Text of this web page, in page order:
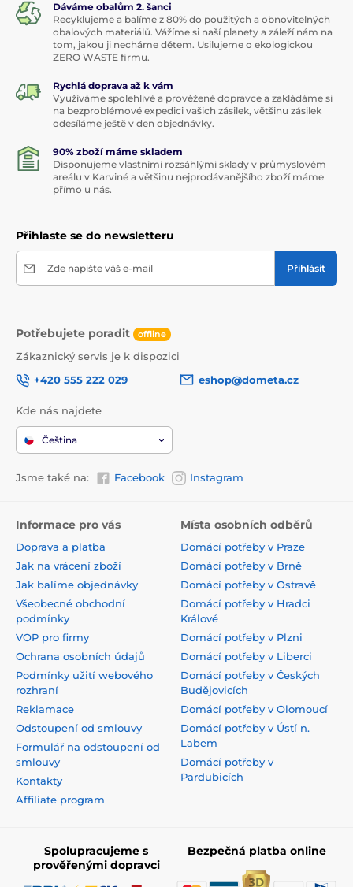
Dáváme obalům 2. šanci
Recyklujeme a balíme z 80% do použitých a obnovitelných
obalových materiálů. Vážíme si naší planety a záleží nám na
tom, jakou ji necháme dětem. Usilujeme o ekologickou
ZERO WASTE firmu.
Rychlá doprava až k vám
Využíváme spolehlivé a prověžené dopravce a zakládáme si
na bezproblémové expedici vašich zásilek, většinu zásilek
odesíláme ještě v den objednávky.
90% zboží máme skladem
Disponujeme vlastními rozsáhlými sklady v průmyslovém
areálu v Karviné a většinu nejprodávanějšího zboží máme
přímo u nás.
Přihlaste se do newsletteru
Zde napište váš e-mail Přihlásit
Potřebujete poradit offline
Zákaznický servis je k dispozici
+420 555 222 029
eshop@dometa.cz
Kde nás najdete
Čeština
Jsme také na: Facebook Instagram
Informace pro vás
Doprava a platba
Jak na vrácení zboží
Jak balíme objednávky
Všeobecné obchodní
podmínky
VOP pro firmy
Ochrana osobních údajů
Podmínky užití webového
rozhraní
Reklamace
Odstoupení od smlouvy
Formulář na odstoupení od
smlouvy
Kontakty
Affiliate program
Místa osobních odběrů
Domácí potřeby v Praze
Domácí potřeby v Brně
Domácí potřeby v Ostravě
Domácí potřeby v Hradci
Králové
Domácí potřeby v Plzni
Domácí potřeby v Liberci
Domácí potřeby v Českých
Budějovicích
Domácí potřeby v Olomoucí
Domácí potřeby v Ústí n.
Labem
Domácí potřeby v
Pardubicích
Spolupracujeme s
prověřenými dopravci
Bezpečná platba online